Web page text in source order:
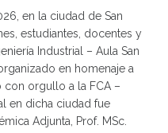
en la ciudad de San
estudiantes, docentes y
Industrial – Aula San
en homenaje a
con orgullo a la FCA –
en dicha ciudad fue
Adjunta, Prof. MSc.